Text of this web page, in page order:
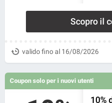
Scopro il
valido fino al 16/08/2026
Coupon solo per i nuovi utenti
10%